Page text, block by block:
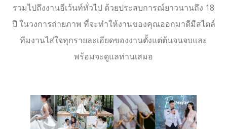
รวมไปถึงงานอีเว้นท์ทั่วไป ด้วยประสบการณ์ยาวนานถึง 18
ปี ในวงการถ่ายภาพ ที่จะทำให้งานของคุณออกมาดีมีสไตล์
ทีมงานไส่ใจทุกรายละเอียดของงานตั้งแต่ต้นจนจบและ
พร้อมจะดูแลท่านเสมอ